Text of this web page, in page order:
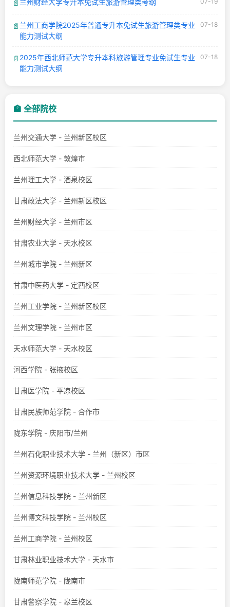
📄 兰州财经大学专升本免试生旅游管理类考纲
📄 兰州工商学院2025年普通专升本免试生旅游管理类专业
能力测试大纲
07-18
📄 2025年西北师范大学专升本科旅游管理专业免试生专业
能力测试大纲
07-18
🏫 全部院校
兰州交通大学 - 兰州新区校区
西北师范大学 - 敦煌市
兰州理工大学 - 酒泉校区
甘肃政法大学 - 兰州新区校区
兰州财经大学 - 兰州市区
甘肃农业大学 - 天水校区
兰州城市学院 - 兰州新区
甘肃中医药大学 - 定西校区
兰州工业学院 - 兰州新区校区
兰州文理学院 - 兰州市区
天水师范大学 - 天水校区
河西学院 - 张掖校区
甘肃医学院 - 平凉校区
甘肃民族师范学院 - 合作市
陇东学院 - 庆阳市/兰州
兰州石化职业技术大学 - 兰州（新区）市区
兰州资源环境职业技术大学 - 兰州校区
兰州信息科技学院 - 兰州新区
兰州博文科技学院 - 兰州校区
兰州工商学院 - 兰州校区
甘肃林业职业技术大学 - 天水市
陇南师范学院 - 陇南市
甘肃警察学院 - 皋兰校区